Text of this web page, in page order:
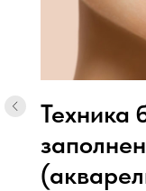
Техника